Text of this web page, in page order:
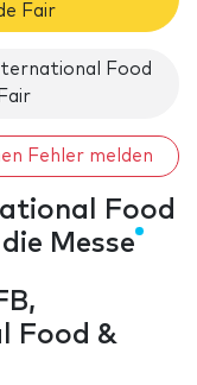
Fair
Food
Fehler melden
Food
Messe
Food &